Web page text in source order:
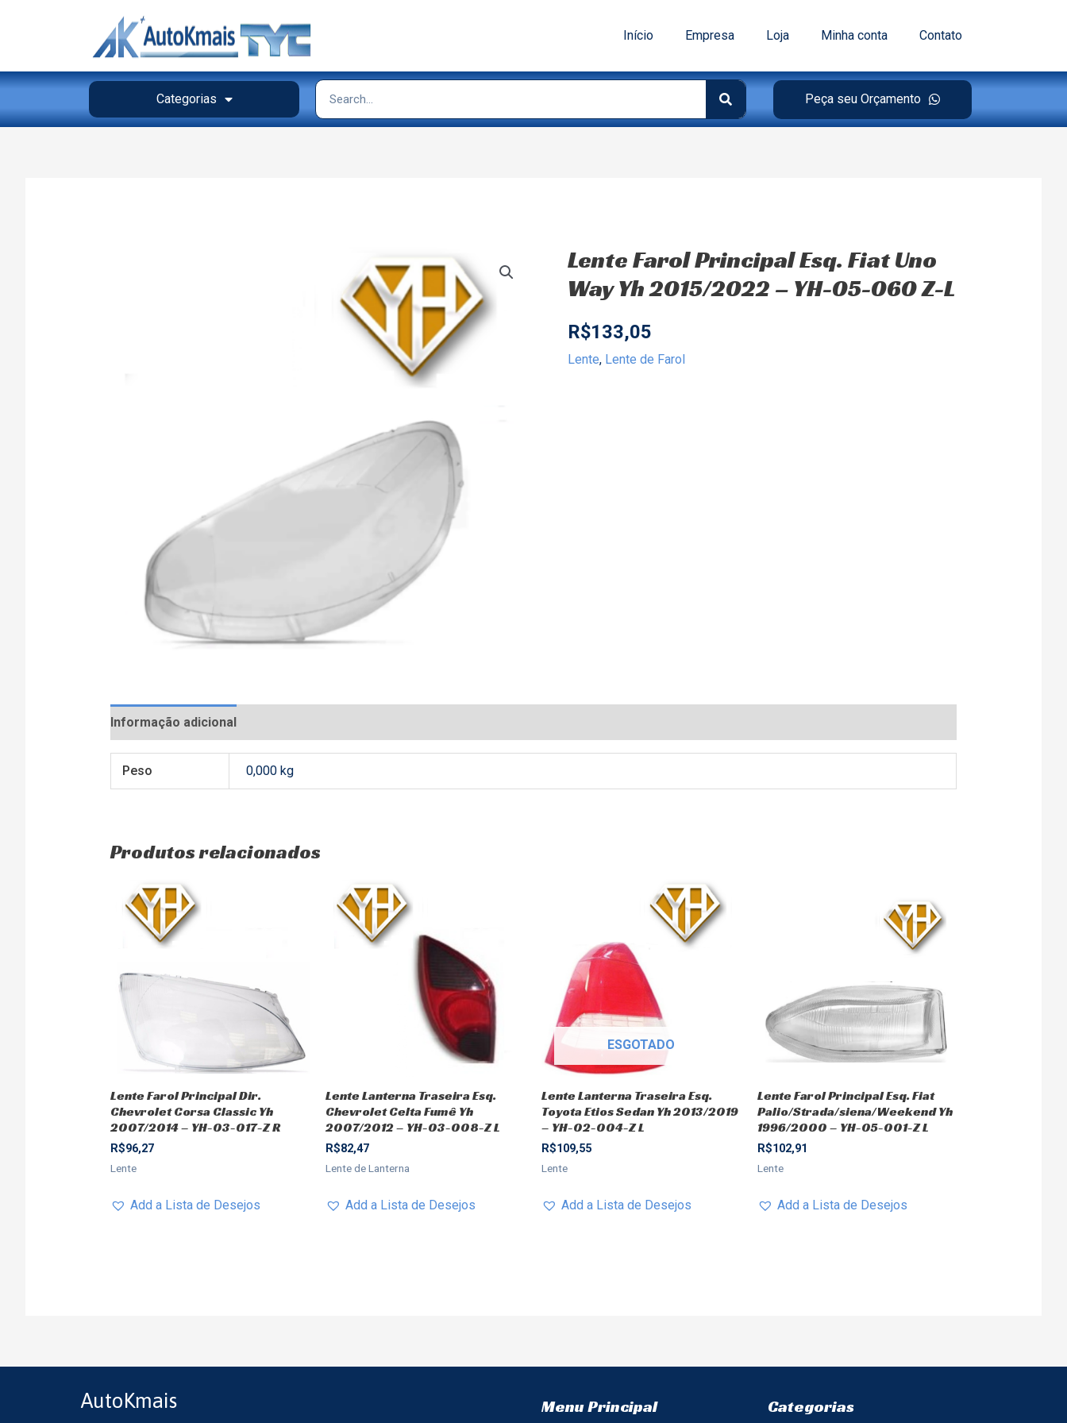
Início Empresa Loja Minha conta Contato
Categorias Peça seu Orçamento
Lente Farol Principal Esq. Fiat Uno
Way Yh 2015/2022 – YH-05-060 Z-L
R$133,05
Lente, Lente de Farol
Informação adicional
Peso 0,000 kg
Produtos relacionados
Lente Farol Principal Dir.
Chevrolet Corsa Classic Yh
2007/2014 – YH-03-017-Z R
R$96,27
Lente
Add a Lista de Desejos
Lente Lanterna Traseira Esq.
Chevrolet Celta Fumê Yh
2007/2012 – YH-03-008-Z L
R$82,47
Lente de Lanterna
Add a Lista de Desejos
ESGOTADO
Lente Lanterna Traseira Esq.
Toyota Etios Sedan Yh 2013/2019
– YH-02-004-Z L
R$109,55
Lente
Add a Lista de Desejos
Lente Farol Principal Esq. Fiat
Palio/Strada/siena/Weekend Yh
1996/2000 – YH-05-001-Z L
R$102,91
Lente
Add a Lista de Desejos
AutoKmais Menu Principal Categorias